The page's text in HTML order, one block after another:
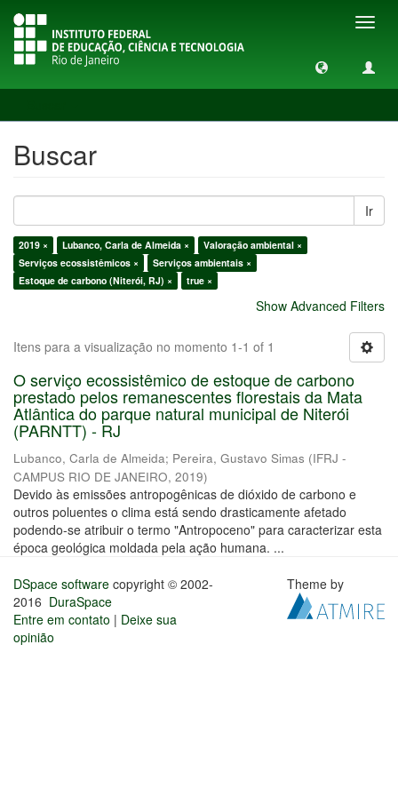
Buscar
Ir
2019 × Lubanco, Carla de Almeida ×
Valoração ambiental ×
Serviços ecossistêmicos ×
Serviços ambientais ×
Estoque de carbono (Niterói, RJ) ×
true ×
Show Advanced Filters
Itens para a visualização no momento 1-1 of 1
O serviço ecossistêmico de estoque de carbono
prestado pelos remanescentes florestais da Mata
Atlântica do parque natural municipal de Niterói
(PARNTT) - RJ
Lubanco, Carla de Almeida; Pereira, Gustavo Simas (IFRJ -
CAMPUS RIO DE JANEIRO, 2019)
Devido às emissões antropogênicas de dióxido de carbono e
outros poluentes o clima está sendo drasticamente afetado
podendo-se atribuir o termo "Antropoceno" para caracterizar esta
época geológica moldada pela ação humana. ...
DSpace software copyright © 2002-
2016 DuraSpace
Entre em contato | Deixe sua
opinião
Theme by